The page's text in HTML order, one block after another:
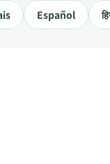
Español